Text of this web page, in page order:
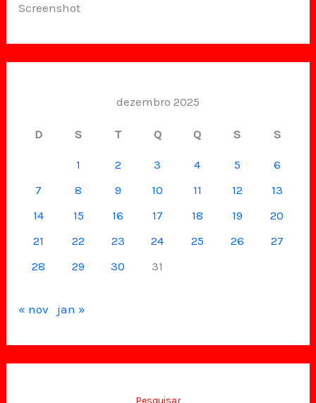
Screenshot
dezembro 2025
D S T Q Q S S
1 2 3 4 5
6
7
8 9 10 11 12
13
14
15 16 17 18 19
20
21
22 23 24 25 26
27
28
29 30 31
« nov jan »
Pesquisar